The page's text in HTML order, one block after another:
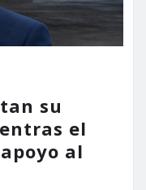
su
el
al